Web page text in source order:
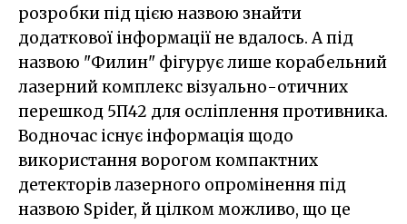
розробки під цією назвою знайти
додаткової інформації не вдалось. А під
назвою "Филин" фігурує лише корабельний
лазерний комплекс візуально-отичних
перешкод 5П42 для осліплення противника.
Водночас існує інформація щодо
використання ворогом компактних
детекторів лазерного опромінення під
назвою Spider, й цілком можливо, що це